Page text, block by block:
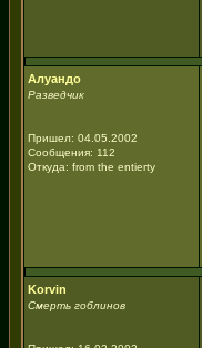
Алуандо
Разведчик
Пришел: 04.05.2002
Сообщения: 112
Откуда: from the entierty
Korvin
Смерть гоблинов